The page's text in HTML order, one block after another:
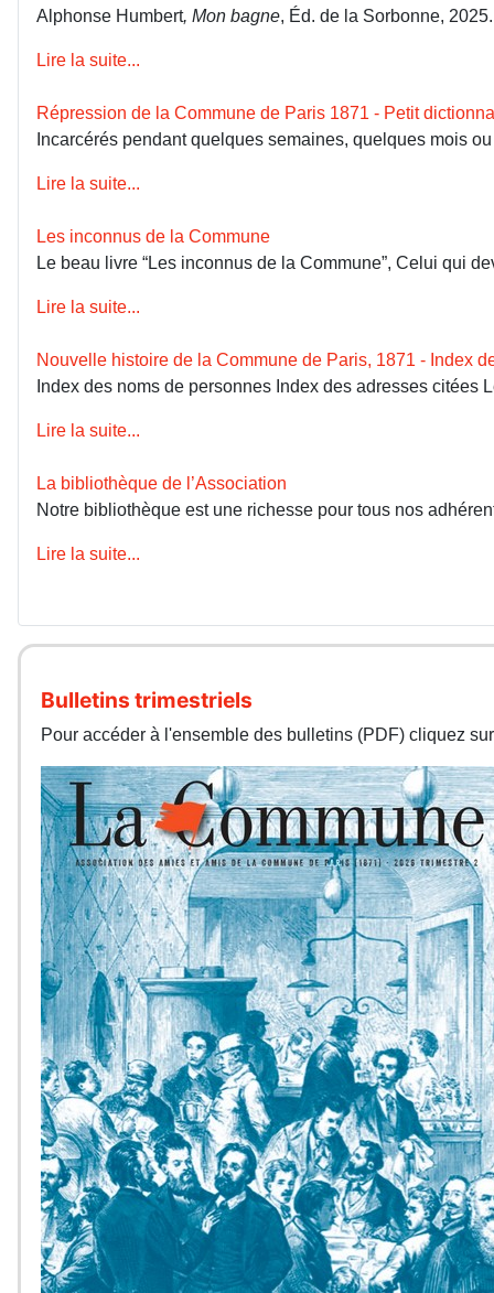
Alphonse Humbert, Mon bagne, Éd. de la Sorbonne,
Lire la suite...
Répression de la Commune de Paris 1871 - Petit
Incarcérés pendant quelques semaines, quelques mois
Lire la suite...
Les inconnus de la Commune
Le beau livre “Les inconnus de la Commune”, Celui qui
Lire la suite...
Nouvelle histoire de la Commune de Paris, 1871 - Index
Index des noms de personnes Index des adresses citées
Lire la suite...
La bibliothèque de l’Association
Notre bibliothèque est une richesse pour tous nos
Lire la suite...
Bulletins trimestriels
Pour accéder à l'ensemble des bulletins (PDF) cliquez